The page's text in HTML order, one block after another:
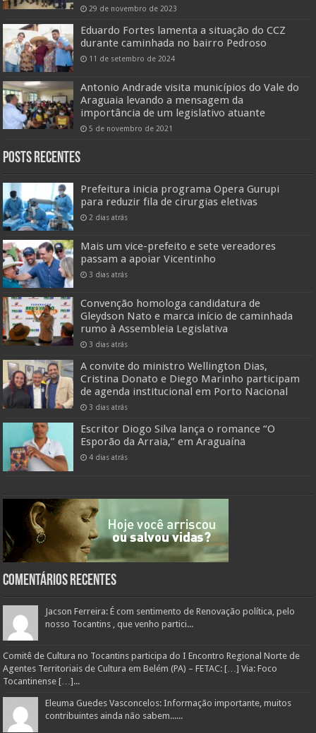
29 de novembro de 2023
Eduardo Fortes lamenta a situação do CCZ
durante caminhada no bairro Pedroso
11 de setembro de 2024
Antonio Andrade visita municípios do Vale do
Araguaia levando a mensagem da
importância de um legislativo atuante
5 de novembro de 2021
Posts Recentes
Prefeitura inicia programa Opera Gurupi
para reduzir fila de cirurgias eletivas
2 dias atrás
Mais um vice-prefeito e sete vereadores
passam a apoiar Vicentinho
3 dias atrás
Convenção homologa candidatura de
Gleydson Nato e marca início de caminhada
rumo à Assembleia Legislativa
3 dias atrás
A convite do ministro Wellington Dias,
Cristina Donato e Diego Marinho participam
de agenda institucional em Porto Nacional
3 dias atrás
Escritor Diogo Silva lança o romance “O
Esporão da Arraia,” em Araguaína
4 dias atrás
Comentários Recentes
Jacson Ferreira: É com sentimento de Renovação política, pelo
nosso Tocantins , que venho partici...
Comitê de Cultura no Tocantins participa do I Encontro Regional Norte de
Agentes Territoriais de Cultura em Belém (PA) – FETAC: […] Via: Foco
Tocantinense […]...
Eleuma Guedes Vasconcelos: Informação importante, muitos
contribuintes ainda não sabem......